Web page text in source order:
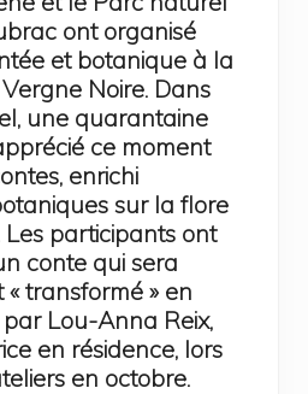
ont organisé
et botanique à la
Noire. Dans
une quarantaine
ce moment
enrichi
sur la flore
participants ont
conte qui sera
transformé » en
Lou-Anna Reix,
en résidence, lors
en octobre.